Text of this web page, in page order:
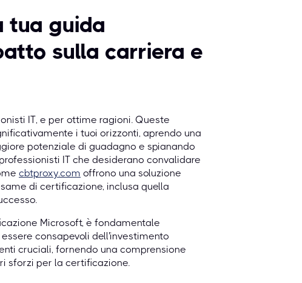
tua guida
sulla carriera e
IT, e per ottime ragioni. Queste
i tuoi orizzonti, aprendo una
potenziale di guadagno e spianando
IT che desiderano convalidare
cbtproxy.com offrono una soluzione
di certificazione, inclusa quella
Microsoft, è fondamentale
consapevoli dell'investimento
cruciali, fornendo una comprensione
sforzi per la certificazione.